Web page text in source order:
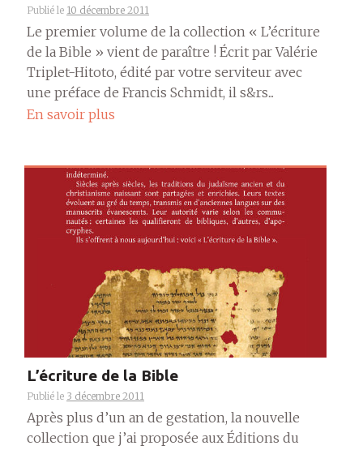
Publié le 10 décembre 2011
Le premier volume de la collection « L’écriture
de la Bible » vient de paraître ! Écrit par Valérie
Triplet-Hitoto, édité par votre serviteur avec
une préface de Francis Schmidt, il s&rs...
En savoir plus
L’écriture de la Bible
Publié le 3 décembre 2011
Après plus d’un an de gestation, la nouvelle
collection que j’ai proposée aux Éditions du